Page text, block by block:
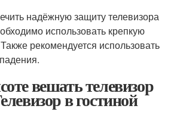
надёжную защиту телевизора
использовать крепкую
рекомендуется использовать
вешать телевизор
в гостиной